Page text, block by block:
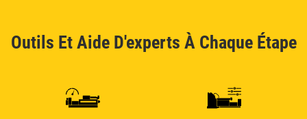
Outils Et Aide D'experts À Chaque Étape